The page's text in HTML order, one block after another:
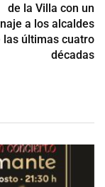
de la Villa con un
a los alcaldes
las últimas cuatro
décadas